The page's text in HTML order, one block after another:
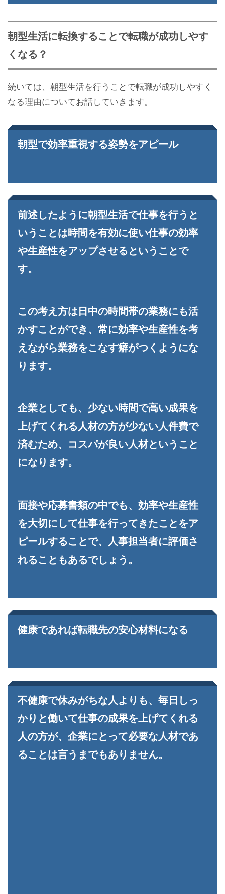
朝型生活に転換することで転職が成功しやす
くなる？
続いては、朝型生活を行うことで転職が成功しやすく
なる理由についてお話していきます。
朝型で効率重視する姿勢をアピール
前述したように朝型生活で仕事を行うと
いうことは時間を有効に使い仕事の効率
や生産性をアップさせるということで
す。
この考え方は日中の時間帯の業務にも活
かすことができ、常に効率や生産性を考
えながら業務をこなす癖がつくようにな
ります。
企業としても、少ない時間で高い成果を
上げてくれる人材の方が少ない人件費で
済むため、コスパが良い人材ということ
になります。
面接や応募書類の中でも、効率や生産性
を大切にして仕事を行ってきたことをア
ピールすることで、人事担当者に評価さ
れることもあるでしょう。
健康であれば転職先の安心材料になる
不健康で休みがちな人よりも、毎日しっ
かりと働いて仕事の成果を上げてくれる
人の方が、企業にとって必要な人材であ
ることは言うまでもありません。